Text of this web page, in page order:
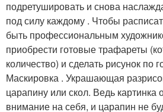
подретушировать и снова
под силу каждому . Чтобы
быть профессиональным
приобрести готовые трафареты
количество) и сделать рисунок по
Маскировка . Украшающая
царапину или скол. Ведь картинка
внимание на себя, и царапин не